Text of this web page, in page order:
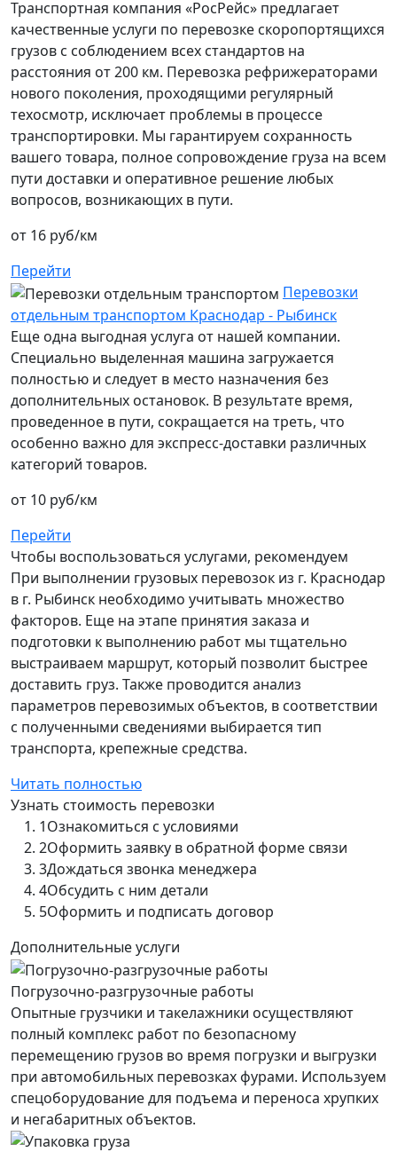
Транспортная компания «РосРейс» предлагает
качественные услуги по перевозке скоропортящихся
грузов с соблюдением всех стандартов на
расстояния от 200 км. Перевозка рефрижераторами
нового поколения, проходящими регулярный
техосмотр, исключает проблемы в процессе
транспортировки. Мы гарантируем сохранность
вашего товара, полное сопровождение груза на всем
пути доставки и оперативное решение любых
вопросов, возникающих в пути.
от 16 руб/км
Перейти
Перевозки
отдельным транспортом Краснодар - Рыбинск
Еще одна выгодная услуга от нашей компании.
Специально выделенная машина загружается
полностью и следует в место назначения без
дополнительных остановок. В результате время,
проведенное в пути, сокращается на треть, что
особенно важно для экспресс-доставки различных
категорий товаров.
от 10 руб/км
Перейти
Чтобы воспользоваться услугами, рекомендуем
При выполнении грузовых перевозок из г. Краснодар
в г. Рыбинск необходимо учитывать множество
факторов. Еще на этапе принятия заказа и
подготовки к выполнению работ мы тщательно
выстраиваем маршрут, который позволит быстрее
доставить груз. Также проводится анализ
параметров перевозимых объектов, в соответствии
с полученными сведениями выбирается тип
транспорта, крепежные средства.
Читать полностью
Узнать стоимость перевозки
1Ознакомиться с условиями
2Оформить заявку в обратной форме связи
3Дождаться звонка менеджера
4Обсудить с ним детали
5Оформить и подписать договор
Дополнительные услуги
Погрузочно-разгрузочные работы
Опытные грузчики и такелажники осуществляют
полный комплекс работ по безопасному
перемещению грузов во время погрузки и выгрузки
при автомобильных перевозках фурами. Используем
спецоборудование для подъема и переноса хрупких
и негабаритных объектов.